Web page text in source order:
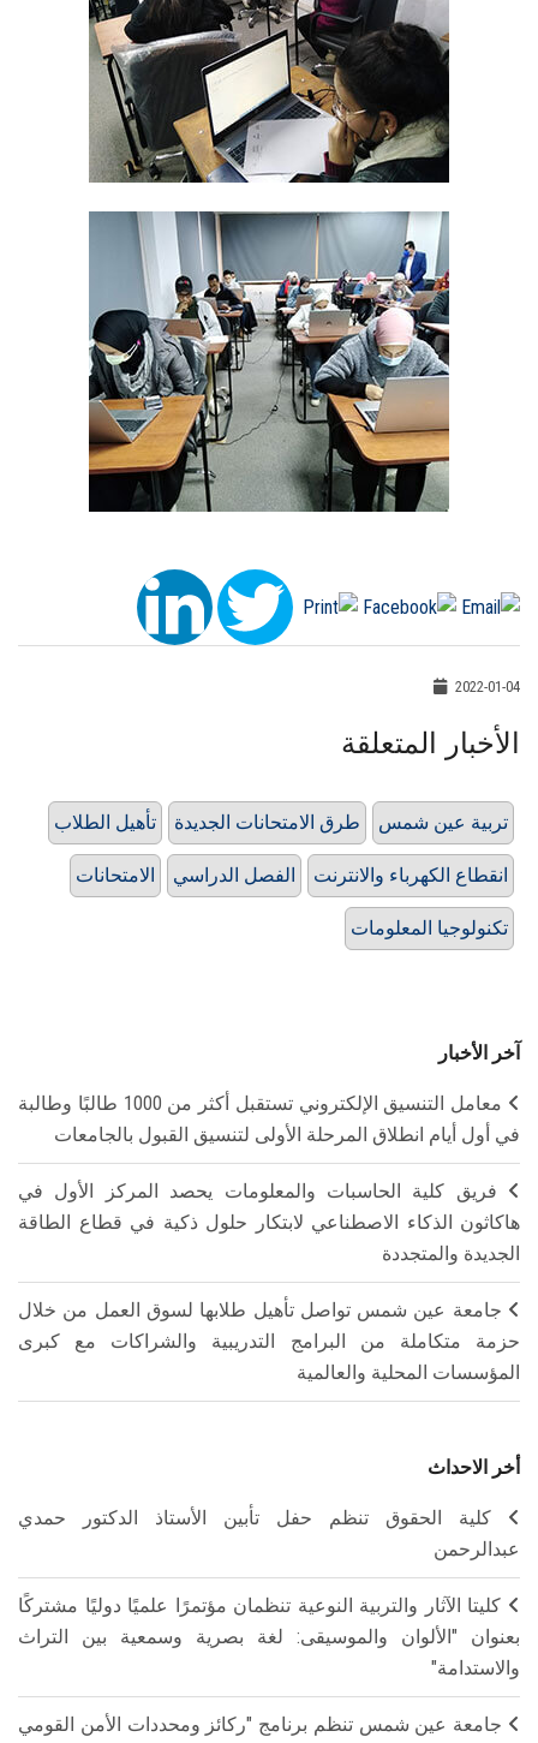
2022-01-04
الأخبار المتعلقة
تأهيل الطلاب طرق الامتحانات الجديدة تربية عين شمس
الامتحانات الفصل الدراسي انقطاع الكهرباء والانترنت
تكنولوجيا المعلومات
آخر الأخبار
معامل التنسيق الإلكتروني تستقبل أكثر من 1000 طالبًا وطالبة
في أول أيام انطلاق المرحلة الأولى لتنسيق القبول بالجامعات
فريق كلية الحاسبات والمعلومات يحصد المركز الأول في
هاكاثون الذكاء الاصطناعي لابتكار حلول ذكية في قطاع الطاقة
الجديدة والمتجددة
جامعة عين شمس تواصل تأهيل طلابها لسوق العمل من خلال
حزمة متكاملة من البرامج التدريبية والشراكات مع كبرى
المؤسسات المحلية والعالمية
أخر الاحداث
كلية الحقوق تنظم حفل تأبين الأستاذ الدكتور حمدي
عبدالرحمن
كليتا الآثار والتربية النوعية تنظمان مؤتمرًا علميًا دوليًا مشتركًا
بعنوان "الألوان والموسيقى: لغة بصرية وسمعية بين التراث
والاستدامة"
جامعة عين شمس تنظم برنامج "ركائز ومحددات الأمن القومي